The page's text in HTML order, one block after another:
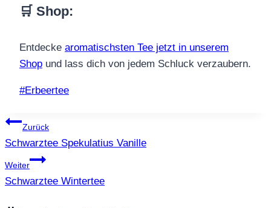
🛒 Shop:
Entdecke aromatischsten Tee jetzt in unserem
Shop und lass dich von jedem Schluck verzaubern.
Schlagworte:
#Erbeertee
Beitragsnavigation
Zurück
Schwarztee Spekulatius Vanille
Weiter
Schwarztee Wintertee